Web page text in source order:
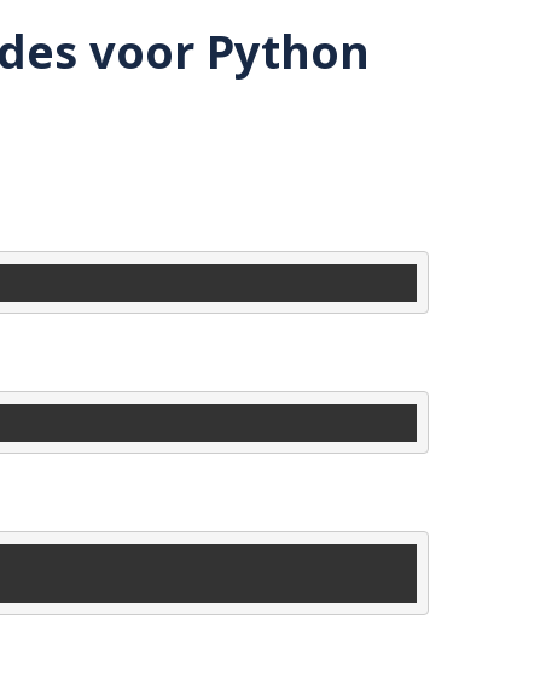
voor Python